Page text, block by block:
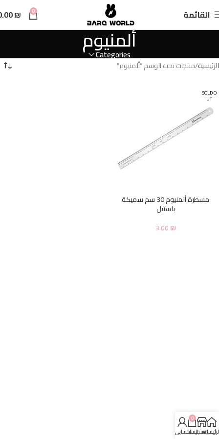
القائمة 0
₪
ألمنيوم
Categories
الرئيسية منتجات تحت الوسم “ألمنيوم”
SOLD O
UT
مسطرة ألمنيوم 30 سم سميكة
باستيل
3.00₪
المتجر
0
السلةحسابي